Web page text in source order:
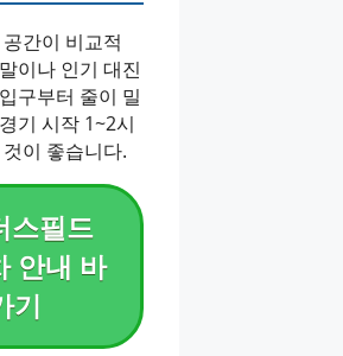
간이 비교적
이나 인기 대진
구부터 줄이 밀
기 시작 1~2시
이 좋습니다.
스필드
안내 바
기